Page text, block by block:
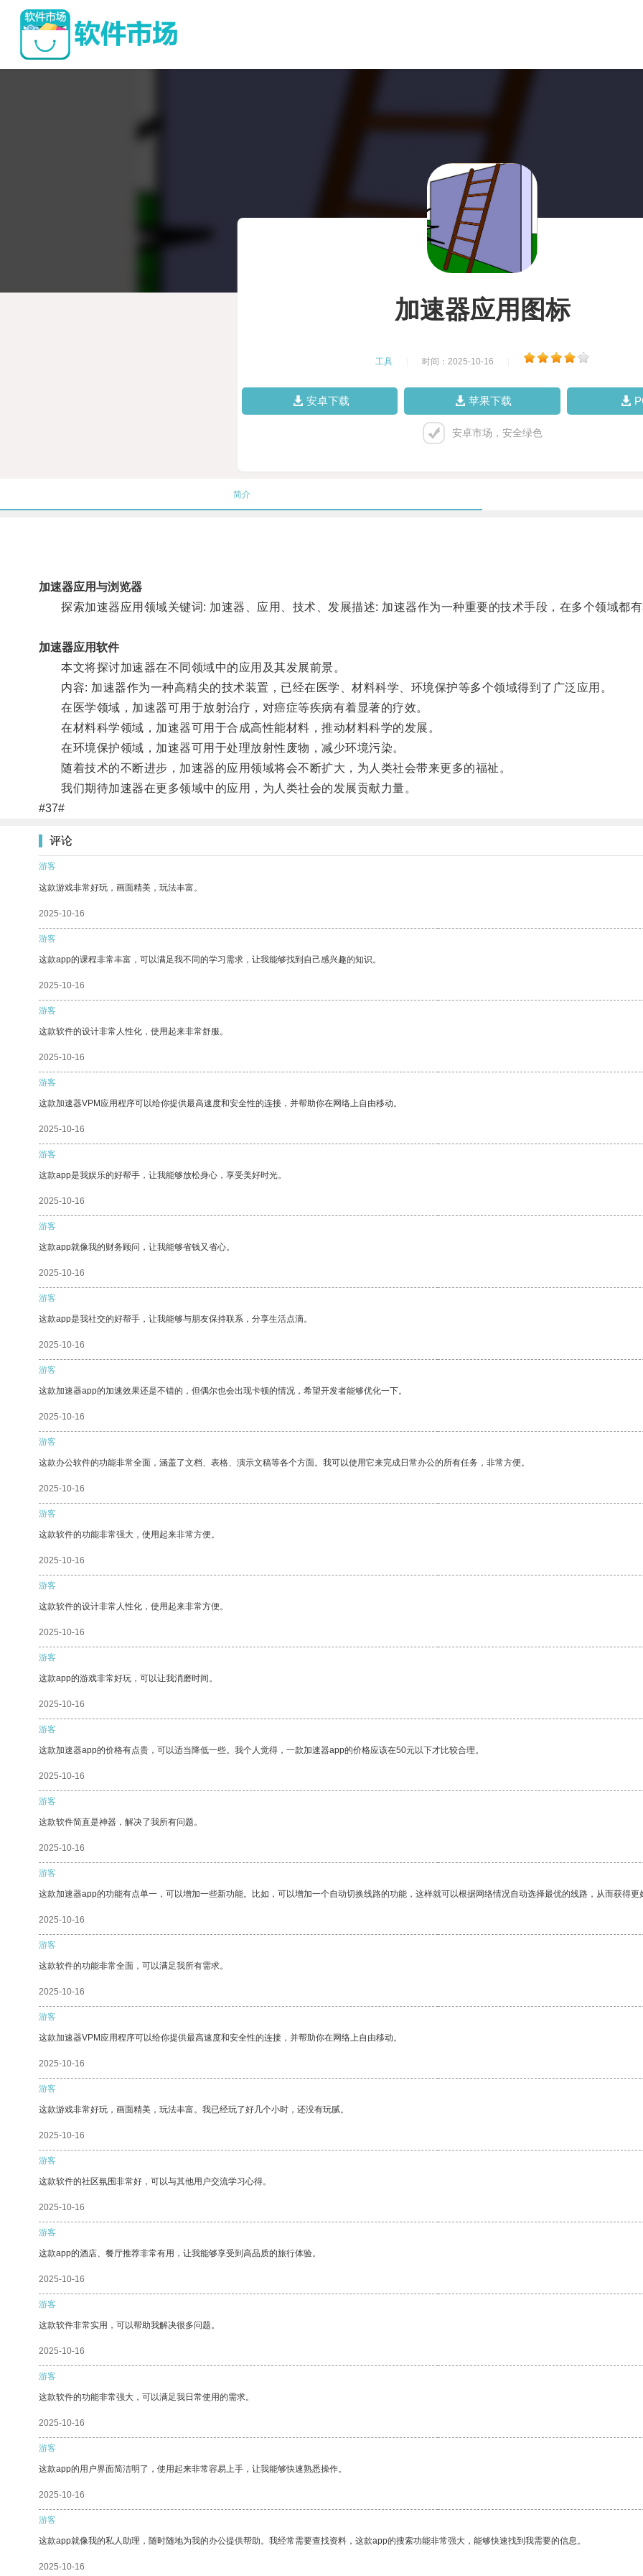
加速器应用图标
工具 时间：2025-10-16
安卓下载 苹果下载
安卓市场，安全绿色
简介
加速器应用与浏览器
探索加速器应用领域关键词: 加速器、应用、技术、发展描述: 加速器作为一种重要的技术手段，在多个领域都有
加速器应用软件
本文将探讨加速器在不同领域中的应用及其发展前景。
内容: 加速器作为一种高精尖的技术装置，已经在医学、材料科学、环境保护等多个领域得到了广泛应用。
在医学领域，加速器可用于放射治疗，对癌症等疾病有着显著的疗效。
在材料科学领域，加速器可用于合成高性能材料，推动材料科学的发展。
在环境保护领域，加速器可用于处理放射性废物，减少环境污染。
随着技术的不断进步，加速器的应用领域将会不断扩大，为人类社会带来更多的福祉。
我们期待加速器在更多领域中的应用，为人类社会的发展贡献力量。
#37#
评论
游客
这款游戏非常好玩，画面精美，玩法丰富。
2025-10-16
游客
这款app的课程非常丰富，可以满足我不同的学习需求，让我能够找到自己感兴趣的知识。
2025-10-16
游客
这款软件的设计非常人性化，使用起来非常舒服。
2025-10-16
游客
这款加速器VPM应用程序可以给你提供最高速度和安全性的连接，并帮助你在网络上自由移动。
2025-10-16
游客
这款app是我娱乐的好帮手，让我能够放松身心，享受美好时光。
2025-10-16
游客
这款app就像我的财务顾问，让我能够省钱又省心。
2025-10-16
游客
这款app是我社交的好帮手，让我能够与朋友保持联系，分享生活点滴。
2025-10-16
游客
这款加速器app的加速效果还是不错的，但偶尔也会出现卡顿的情况，希望开发者能够优化一下。
2025-10-16
游客
这款办公软件的功能非常全面，涵盖了文档、表格、演示文稿等各个方面。我可以使用它来完成日常办公的所有任务，非常方便。
2025-10-16
游客
这款软件的功能非常强大，使用起来非常方便。
2025-10-16
游客
这款软件的设计非常人性化，使用起来非常方便。
2025-10-16
游客
这款app的游戏非常好玩，可以让我消磨时间。
2025-10-16
游客
这款加速器app的价格有点贵，可以适当降低一些。我个人觉得，一款加速器app的价格应该在50元以下才比较合理。
2025-10-16
游客
这款软件简直是神器，解决了我所有问题。
2025-10-16
游客
这款加速器app的功能有点单一，可以增加一些新功能。比如，可以增加一个自动切换线路的功能，这样就可以根据网络情况自动选择最优的线路，从而获得更
2025-10-16
游客
这款软件的功能非常全面，可以满足我所有需求。
2025-10-16
游客
这款加速器VPM应用程序可以给你提供最高速度和安全性的连接，并帮助你在网络上自由移动。
2025-10-16
游客
这款游戏非常好玩，画面精美，玩法丰富。我已经玩了好几个小时，还没有玩腻。
2025-10-16
游客
这款软件的社区氛围非常好，可以与其他用户交流学习心得。
2025-10-16
游客
这款app的酒店、餐厅推荐非常有用，让我能够享受到高品质的旅行体验。
2025-10-16
游客
这款软件非常实用，可以帮助我解决很多问题。
2025-10-16
游客
这款软件的功能非常强大，可以满足我日常使用的需求。
2025-10-16
游客
这款app的用户界面简洁明了，使用起来非常容易上手，让我能够快速熟悉操作。
2025-10-16
游客
这款app就像我的私人助理，随时随地为我的办公提供帮助。我经常需要查找资料，这款app的搜索功能非常强大，能够快速找到我需要的信息。
2025-10-16